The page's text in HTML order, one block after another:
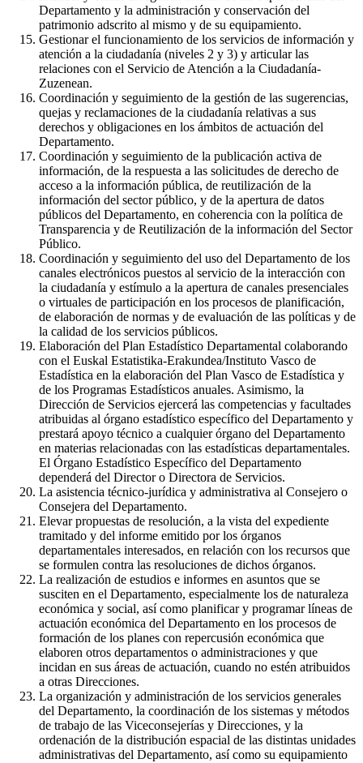
Departamento y la administración y conservación del
patrimonio adscrito al mismo y de su equipamiento.
Gestionar el funcionamiento de los servicios de información y
atención a la ciudadanía (niveles 2 y 3) y articular las
relaciones con el Servicio de Atención a la Ciudadanía-
Zuzenean.
Coordinación y seguimiento de la gestión de las sugerencias,
quejas y reclamaciones de la ciudadanía relativas a sus
derechos y obligaciones en los ámbitos de actuación del
Departamento.
Coordinación y seguimiento de la publicación activa de
información, de la respuesta a las solicitudes de derecho de
acceso a la información pública, de reutilización de la
información del sector público, y de la apertura de datos
públicos del Departamento, en coherencia con la política de
Transparencia y de Reutilización de la información del Sector
Público.
Coordinación y seguimiento del uso del Departamento de los
canales electrónicos puestos al servicio de la interacción con
la ciudadanía y estímulo a la apertura de canales presenciales
o virtuales de participación en los procesos de planificación,
de elaboración de normas y de evaluación de las políticas y de
la calidad de los servicios públicos.
Elaboración del Plan Estadístico Departamental colaborando
con el Euskal Estatistika-Erakundea/Instituto Vasco de
Estadística en la elaboración del Plan Vasco de Estadística y
de los Programas Estadísticos anuales. Asimismo, la
Dirección de Servicios ejercerá las competencias y facultades
atribuidas al órgano estadístico específico del Departamento y
prestará apoyo técnico a cualquier órgano del Departamento
en materias relacionadas con las estadísticas departamentales.
El Órgano Estadístico Específico del Departamento
dependerá del Director o Directora de Servicios.
La asistencia técnico-jurídica y administrativa al Consejero o
Consejera del Departamento.
Elevar propuestas de resolución, a la vista del expediente
tramitado y del informe emitido por los órganos
departamentales interesados, en relación con los recursos que
se formulen contra las resoluciones de dichos órganos.
La realización de estudios e informes en asuntos que se
susciten en el Departamento, especialmente los de naturaleza
económica y social, así como planificar y programar líneas de
actuación económica del Departamento en los procesos de
formación de los planes con repercusión económica que
elaboren otros departamentos o administraciones y que
incidan en sus áreas de actuación, cuando no estén atribuidos
a otras Direcciones.
La organización y administración de los servicios generales
del Departamento, la coordinación de los sistemas y métodos
de trabajo de las Viceconsejerías y Direcciones, y la
ordenación de la distribución espacial de las distintas unidades
administrativas del Departamento, así como su equipamiento